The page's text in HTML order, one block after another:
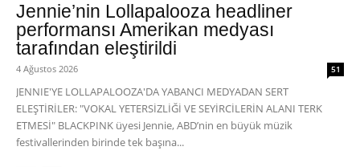
Jennie’nin Lollapalooza headliner
performansı Amerikan medyası
tarafından eleştirildi
4 Ağustos 2026 51
JENNIE'YE LOLLAPALOOZA'DA YABANCI MEDYADAN SERT
ELEŞTİRİLER: "VOKAL YETERSİZLİĞİ VE SEYİRCİLERİN ALANI TERK
ETMESİ" BLACKPINK üyesi Jennie, ABD’nin en büyük müzik
festivallerinden birinde tek başına...